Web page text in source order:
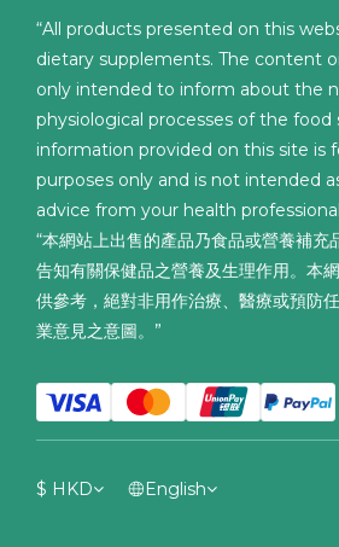
“All products presented on this
dietary supplements. The content
only intended to inform about the
physiological processes of the food
information provided on this site is
purposes only and is not intended
advice from your health
“本網站上出售的產品乃食品或營養補充
告知有關保健品之營養及生理作用。本
供參考，絕對非用作治療、醫療或預防
業意見之意圖。”
$ HKD English